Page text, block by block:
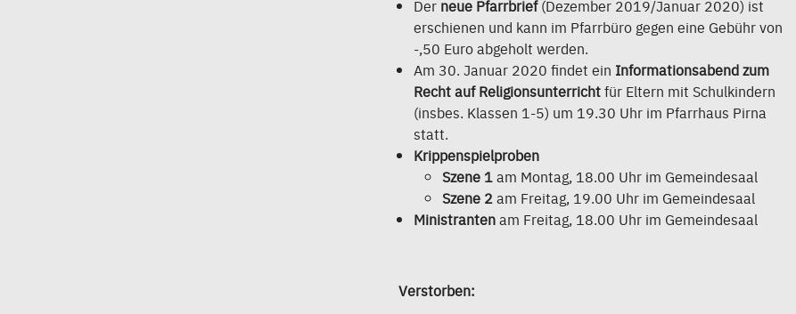
Der neue Pfarrbrief(Dezember 2019/Januar 2020) ist
erschienen und kann im Pfarrbüro gegen eine Gebühr von
-,50 Euro abgeholt werden.
Am 30. Januar 2020 findet ein Informationsabend zum
Recht auf Religionsunterrichtfür Eltern mit Schulkindern
(insbes. Klassen 1-5) um 19.30 Uhr im Pfarrhaus Pirna
statt.
Krippenspielproben
Szene 1am Montag, 18.00 Uhr im Gemeindesaal
Szene 2am Freitag, 19.00 Uhr im Gemeindesaal
Ministrantenam Freitag, 18.00 Uhr im Gemeindesaal
Verstorben: